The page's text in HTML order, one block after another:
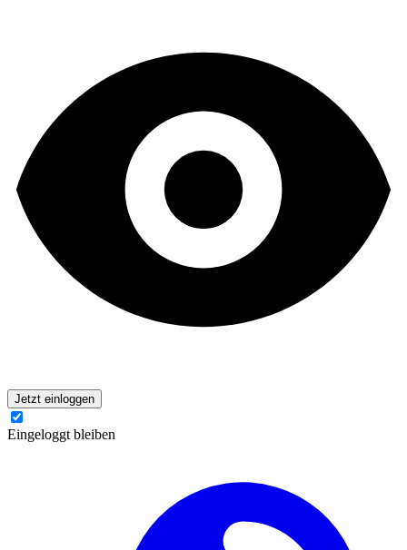
Jetzt einloggen
Eingeloggt bleiben